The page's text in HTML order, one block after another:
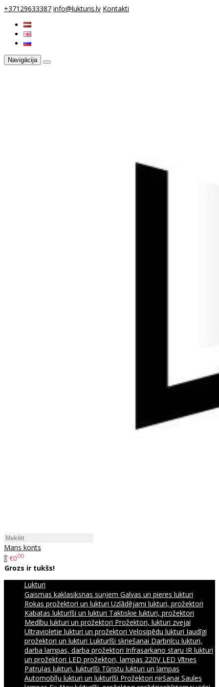
+37129633387 info@lukturis.lv Kontakti
Navigācija
Mans konts
0 €000
Grozs ir tukšs!
Lukturi
Gaismas kaklasiksnas suņiem Galvas un pieres lukturi
Rokas prožektori un lukturi Uzlādējami lukturi, prožektori
Kabatas lukturīši un lukturi Taktiskie lukturi, prožektori
Medību lukturi un prožektori Prožektori, lukturi zvejai
Ultravioletie lukturi un prožektori Velosipēdu lukturi Jaudīgi
prožektori un lukturi Lukturīši skriešanai Darbnīcu lukturi,
darba lampas, darba prožektori Infrasarkano staru IR lukturi
un prožektori LED prožektori, lampas 220V LED Vītnes
Patruļas lukturi, lukturīši Tūristu lukturi un lampas
Automobīļu lukturi un lukturīši Prožektori niršanai Saules